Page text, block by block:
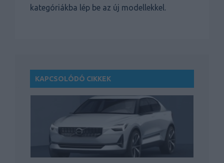
kategóriákba lép be az új modellekkel.
KAPCSOLÓDÓ CIKKEK